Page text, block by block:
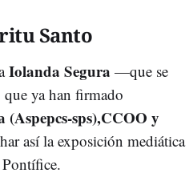
Santo
Iolanda Segura —que se
ya han firmado
(Aspepcs-sps),CCOO y
así la exposición mediática